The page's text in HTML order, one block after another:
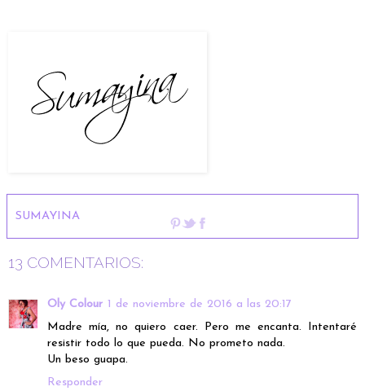
SUMAYINA
13 COMENTARIOS:
Oly Colour 1 de noviembre de 2016 a las 20:17
Madre mía, no quiero caer. Pero me encanta. Intentaré
resistir todo lo que pueda. No prometo nada.
Un beso guapa.
Responder